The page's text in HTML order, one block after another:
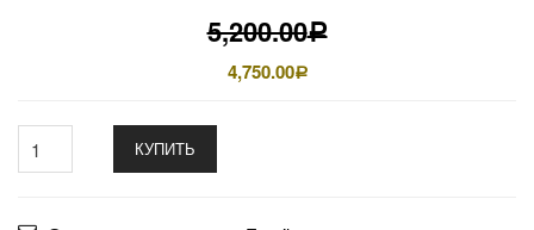
5,200.00Р
4,750.00Р
КУПИТЬ